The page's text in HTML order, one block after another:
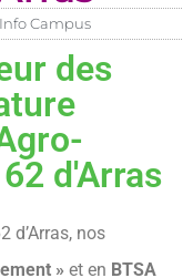
Info Campus
des
d'Arras
d’Arras, nos
» et en BTSA